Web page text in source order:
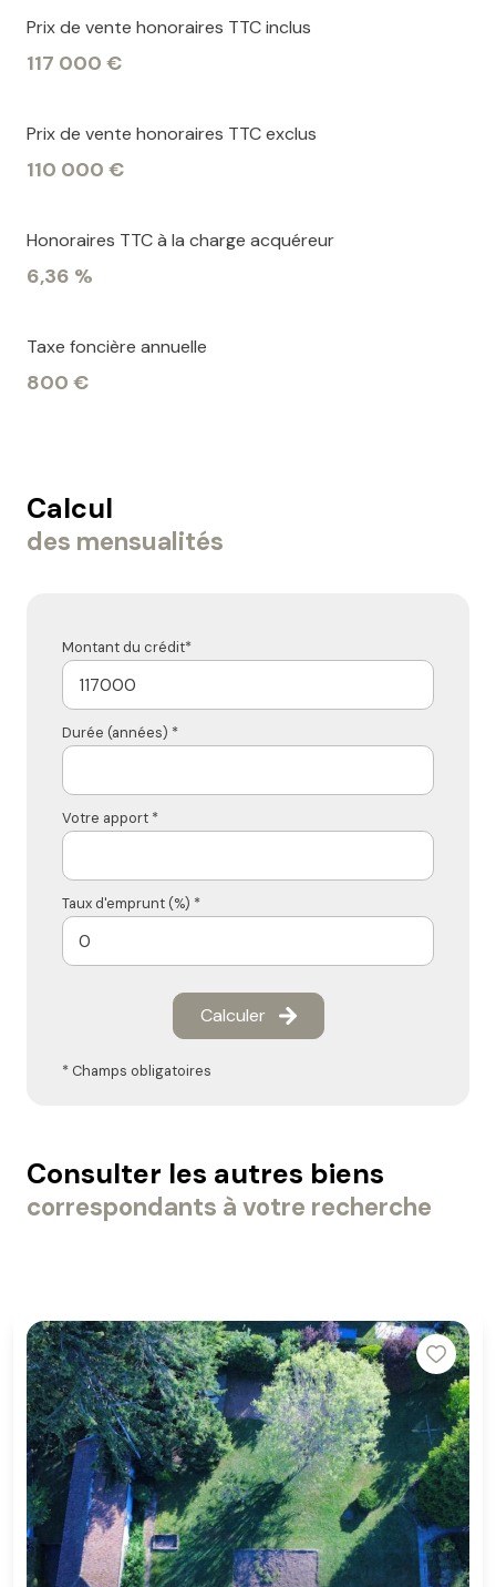
Prix de vente honoraires TTC inclus
117 000 €
Prix de vente honoraires TTC exclus
110 000 €
Honoraires TTC à la charge acquéreur
6,36 %
Taxe foncière annuelle
800 €
Calcul
des mensualités
Montant du crédit*
Durée (années) *
Votre apport *
Taux d'emprunt (%) *
Calculer
* Champs obligatoires
Consulter les autres biens
correspondants à votre recherche